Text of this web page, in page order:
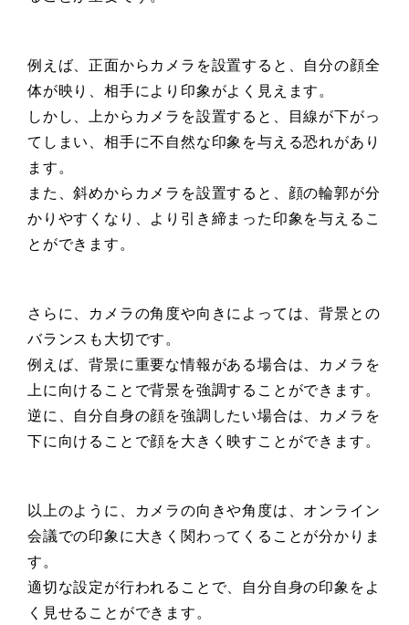
例えば、正面からカメラを設置すると、自分の顔全
体が映り、相手により印象がよく見えます。
しかし、上からカメラを設置すると、目線が下がっ
てしまい、相手に不自然な印象を与える恐れがあり
ます。
また、斜めからカメラを設置すると、顔の輪郭が分
かりやすくなり、より引き締まった印象を与えるこ
とができます。
さらに、カメラの角度や向きによっては、背景との
バランスも大切です。
例えば、背景に重要な情報がある場合は、カメラを
上に向けることで背景を強調することができます。
逆に、自分自身の顔を強調したい場合は、カメラを
下に向けることで顔を大きく映すことができます。
以上のように、カメラの向きや角度は、オンライン
会議での印象に大きく関わってくることが分かりま
す。
適切な設定が行われることで、自分自身の印象をよ
く見せることができます。